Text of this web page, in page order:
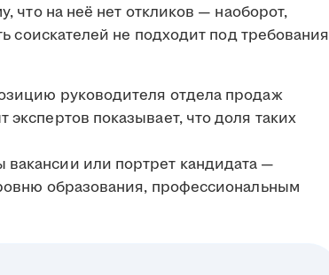
что на неё нет откликов — наоборот,
соискателей не подходит под требования
руководителя отдела продаж
показывает, что доля таких
или портрет кандидата —
образования, профессиональным